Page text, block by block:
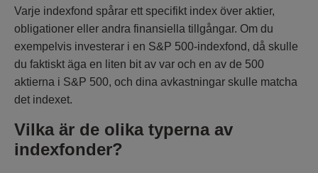
Varje indexfond spårar ett specifikt index över aktier,
obligationer eller andra finansiella tillgångar. Om du
exempelvis investerar i en S&P 500-indexfond, då skulle
du faktiskt äga en liten bit av var och en av de 500
aktierna i S&P 500, och dina avkastningar skulle matcha
det indexet.
Vilka är de olika typerna av
indexfonder?